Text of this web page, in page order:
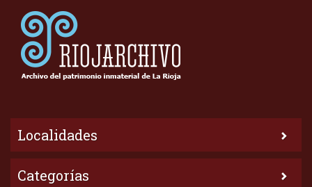
Localidades
Categorías